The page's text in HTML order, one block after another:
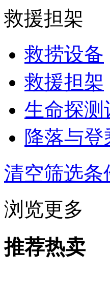
救援担架
救捞设备
救援担架
生命探测
降落与
清空筛选条
浏览更多
推荐热卖